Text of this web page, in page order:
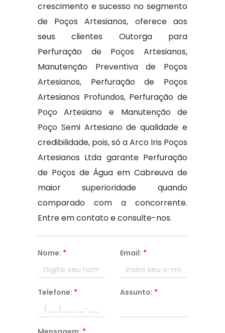
crescimento e sucesso no segmento
de Poços Artesianos, oferece aos
seus clientes Outorga para
Perfuração de Poços Artesianos,
Manutenção Preventiva de Poços
Artesianos, Perfuração de Poços
Artesianos Profundos, Perfuração de
Poço Artesiano e Manutenção de
Poço Semi Artesiano de qualidade e
credibilidade, pois, só a Arco Iris Poços
Artesianos Ltda garante Perfuração
de Poços de Água em Cabreuva de
maior superioridade quando
comparado com a concorrente.
Entre em contato e consulte-nos.
Nome: * Email: *
Telefone: * Assunto: *